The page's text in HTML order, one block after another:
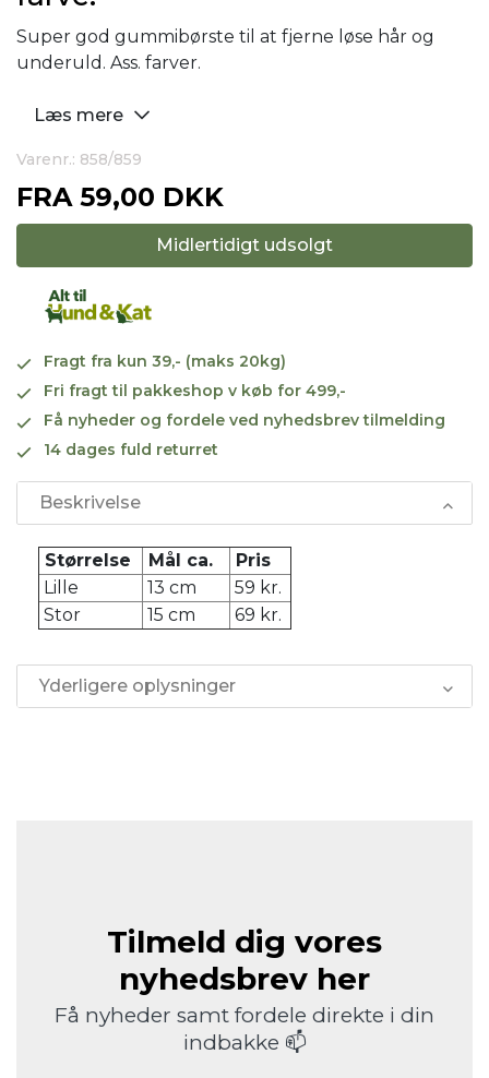
Super god gummibørste til at fjerne løse hår og
underuld. Ass. farver.
Læs mere
Varenr.: 858/859
FRA 59,00 DKK
Midlertidigt udsolgt
Fragt fra kun 39,- (maks 20kg)
Fri fragt til pakkeshop v køb for 499,-
Få nyheder og fordele ved nyhedsbrev tilmelding
14 dages fuld returret
Beskrivelse
Størrelse Mål ca.
Pris
Lille
13 cm
59 kr.
Stor
15 cm 69 kr.
Yderligere oplysninger
Tilmeld dig vores
nyhedsbrev her
Få nyheder samt fordele direkte i din
indbakke 📫